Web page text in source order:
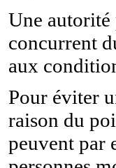
Une
concurrent
aux
Pour éviter
raison du
peuvent par